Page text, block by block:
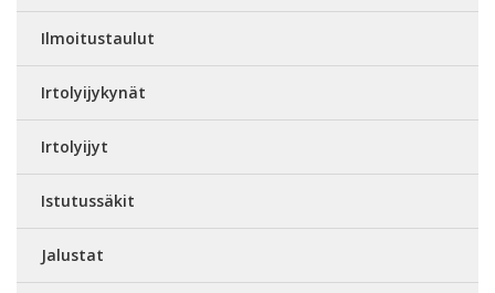
Ilmoitustaulut
Irtolyijykynät
Irtolyijyt
Istutussäkit
Jalustat